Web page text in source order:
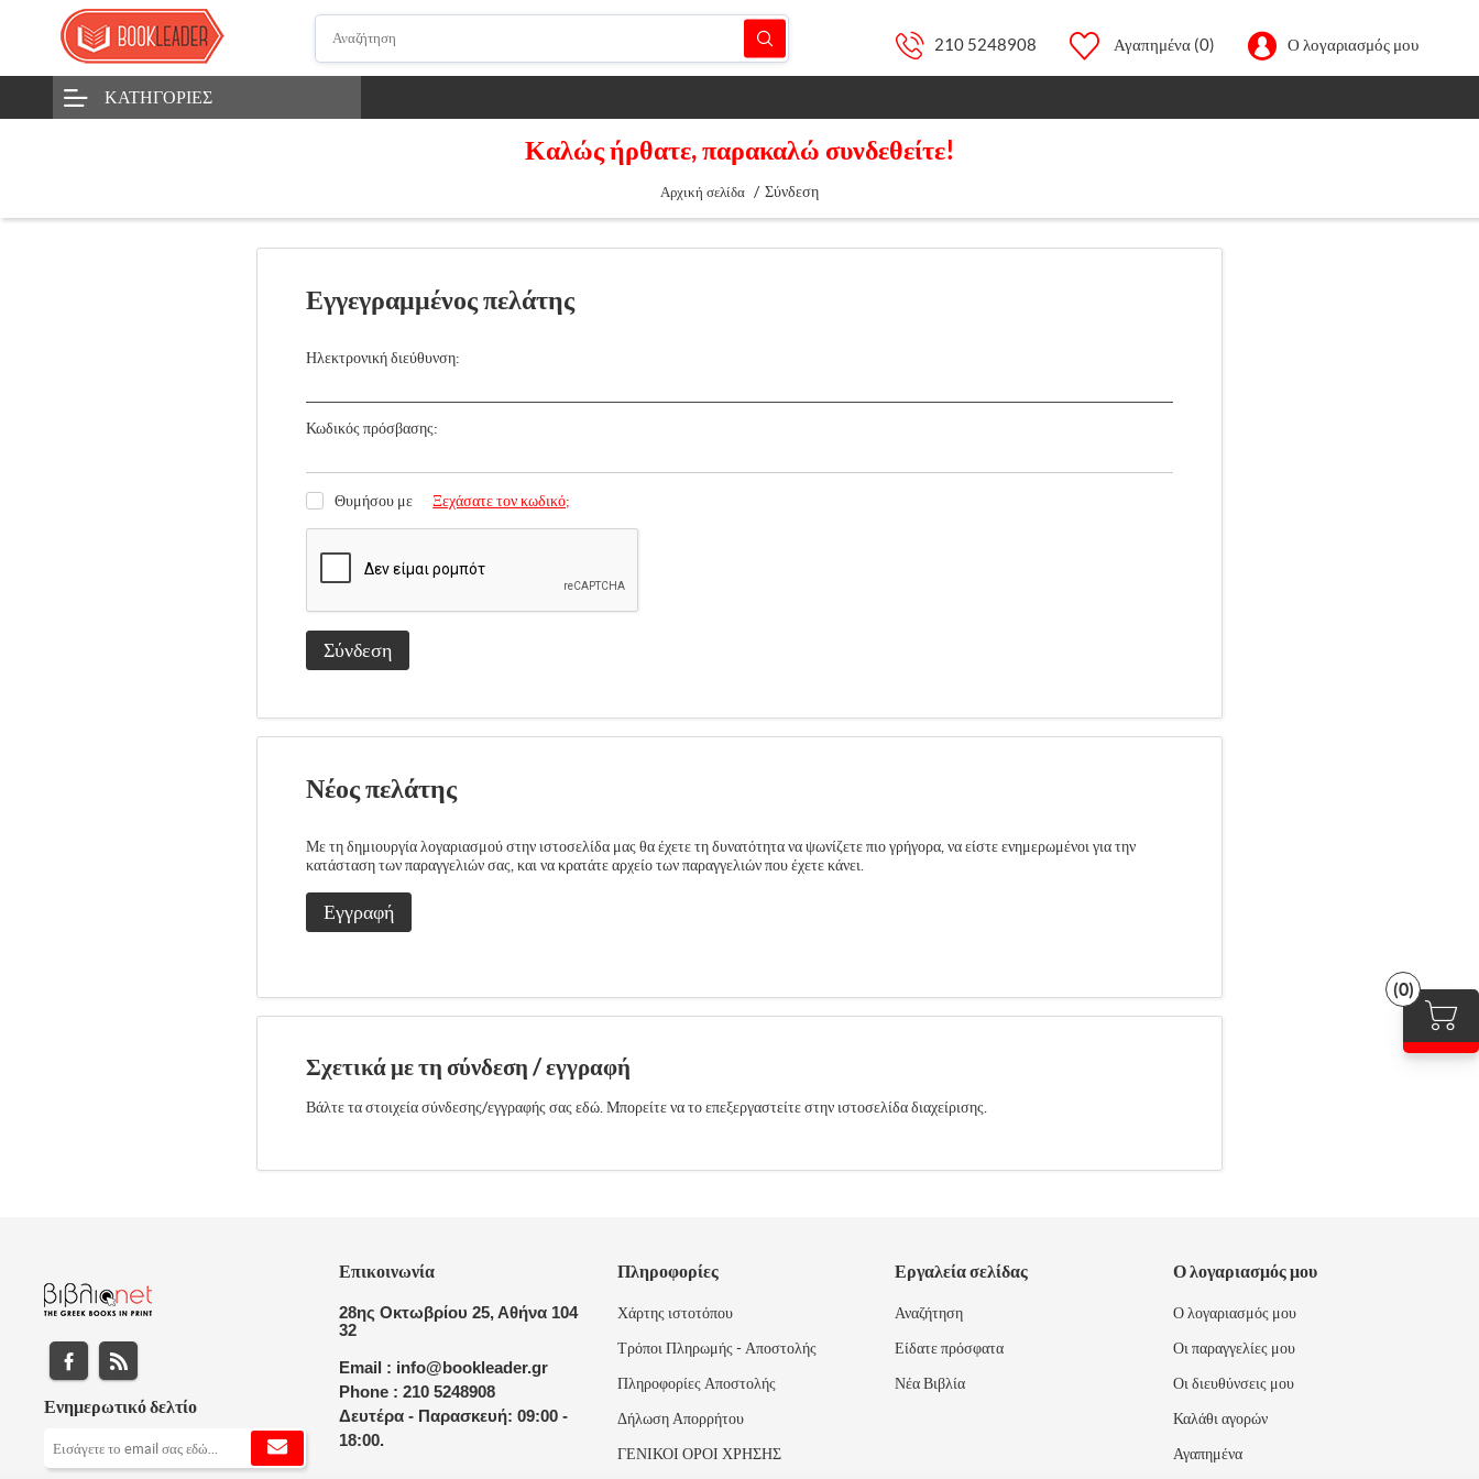
210 5248908 Αγαπημένα (0) Ο λογαριασμός μου
(0)
ΚΑΤΗΓΟΡΊΕΣ
Καλώς ήρθατε, παρακαλώ συνδεθείτε!
Αρχική σελίδα / Σύνδεση
Εγγεγραμμένος πελάτης
Ηλεκτρονική διεύθυνση:
Κωδικός πρόσβασης:
Θυμήσου με Ξεχάσατε τον κωδικό;
Σύνδεση
Νέος πελάτης
Με τη δημιουργία λογαριασμού στην ιστοσελίδα μας θα έχετε τη δυνατότητα να ψωνίζετε πιο γρήγορα, να είστε ενημερωμένοι για την
κατάσταση των παραγγελιών σας, και να κρατάτε αρχείο των παραγγελιών που έχετε κάνει.
Εγγραφή
Σχετικά με τη σύνδεση / εγγραφή
Βάλτε τα στοιχεία σύνδεσης/εγγραφής σας εδώ. Μπορείτε να το επεξεργαστείτε στην ιστοσελίδα διαχείρισης.
Ενημερωτικό δελτίο
Επικοινωνία
28ης Οκτωβρίου 25, Αθήνα 104
32
Email : info@bookleader.gr
Phone : 210 5248908
Δευτέρα - Παρασκευή: 09:00 -
18:00.
Πληροφορίες
Χάρτης ιστοτόπου
Τρόποι Πληρωμής - Αποστολής
Πληροφορίες Αποστολής
Δήλωση Απορρήτου
ΓΕΝΙΚΟΙ ΟΡΟΙ ΧΡΗΣΗΣ
Εργαλεία σελίδας
Αναζήτηση
Είδατε πρόσφατα
Νέα Βιβλία
Ο λογαριασμός μου
Ο λογαριασμός μου
Οι παραγγελίες μου
Οι διευθύνσεις μου
Καλάθι αγορών
Αγαπημένα